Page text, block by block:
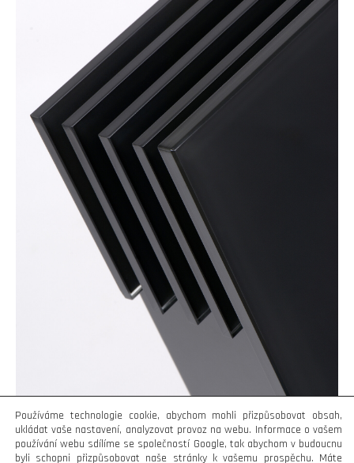
Používáme technologie cookie, abychom mohli přizpůsobovat obsah,
ukládat vaše nastavení, analyzovat provoz na webu. Informace o vašem
používání webu sdílíme se společností Google, tak abychom v budoucnu
byli schopni přizpůsobovat naše stránky k vašemu prospěchu. Máte